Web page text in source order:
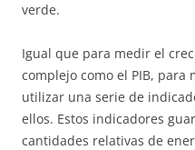
verde.
Igual que para medir el
complejo como el PIB,
utilizar una serie de
ellos. Estos indicadores
cantidades relativas de